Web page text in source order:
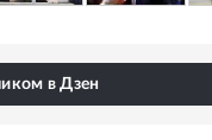
в Дзен